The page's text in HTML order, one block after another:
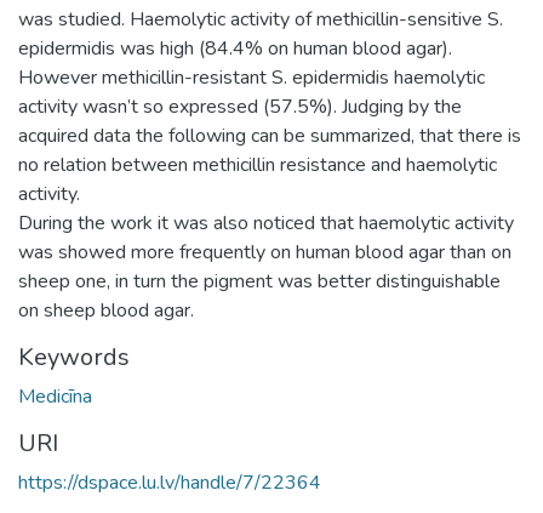
was studied. Haemolytic activity of methicillin-sensitive S.
epidermidis was high (84.4% on human blood agar).
However methicillin-resistant S. epidermidis haemolytic
activity wasn’t so expressed (57.5%). Judging by the
acquired data the following can be summarized, that there is
no relation between methicillin resistance and haemolytic
activity.
During the work it was also noticed that haemolytic activity
was showed more frequently on human blood agar than on
sheep one, in turn the pigment was better distinguishable
on sheep blood agar.
Keywords
Medicīna
URI
https://dspace.lu.lv/handle/7/22364